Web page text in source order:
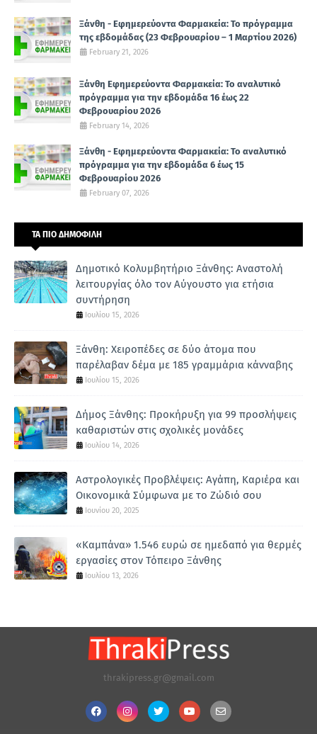
Ξάνθη - Εφημερεύοντα Φαρμακεία: Το πρόγραμμα
της εβδομάδας (23 Φεβρουαρίου – 1 Μαρτίου 2026)
February 21, 2026
Ξάνθη Εφημερεύοντα Φαρμακεία: Το αναλυτικό
πρόγραμμα για την εβδομάδα 16 έως 22
Φεβρουαρίου 2026
February 14, 2026
Ξάνθη - Εφημερεύοντα Φαρμακεία: Το αναλυτικό
πρόγραμμα για την εβδομάδα 6 έως 15
Φεβρουαρίου 2026
February 07, 2026
ΤΑ ΠΙΟ ΔΗΜΟΦΙΛΗ
Δημοτικό Κολυμβητήριο Ξάνθης: Αναστολή
λειτουργίας όλο τον Αύγουστο για ετήσια
συντήρηση
Ιουλίου 15, 2026
Ξάνθη: Χειροπέδες σε δύο άτομα που
παρέλαβαν δέμα με 185 γραμμάρια κάνναβης
Ιουλίου 15, 2026
Δήμος Ξάνθης: Προκήρυξη για 99 προσλήψεις
καθαριστών στις σχολικές μονάδες
Ιουλίου 14, 2026
Αστρολογικές Προβλέψεις: Αγάπη, Καριέρα και
Οικονομικά Σύμφωνα με το Ζώδιό σου
Ιουνίου 20, 2025
«Καμπάνα» 1.546 ευρώ σε ημεδαπό για θερμές
εργασίες στον Τόπειρο Ξάνθης
Ιουλίου 13, 2026
thrakipress.gr@gmail.com